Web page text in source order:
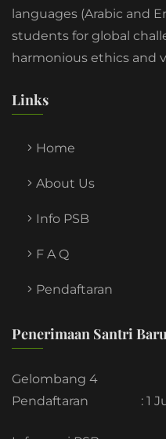
languages (Arabic and
students for global
harmonious ethics and
Links
Home
About Us
Info PSB
F A Q
Pendaftaran
Penerimaan Santri
Gelombang 4
Pendaftaran
: 1